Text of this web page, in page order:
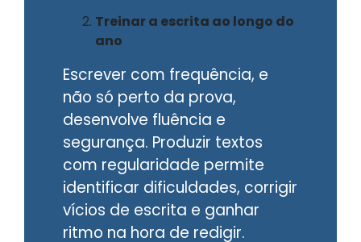
Treinar a escrita ao longo do
ano
Escrever com frequência, e
não só perto da prova,
desenvolve fluência e
segurança. Produzir textos
com regularidade permite
identificar dificuldades, corrigir
vícios de escrita e ganhar
ritmo na hora de redigir.